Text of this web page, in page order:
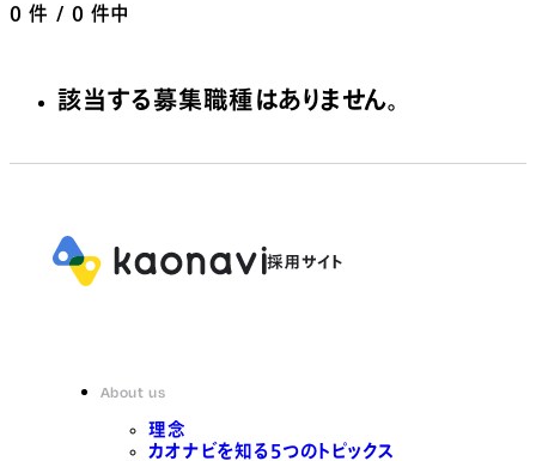
0 件 / 0 件中
該当する募集職種はありません。
About us
理念
カオナビを知る5つのトピックス